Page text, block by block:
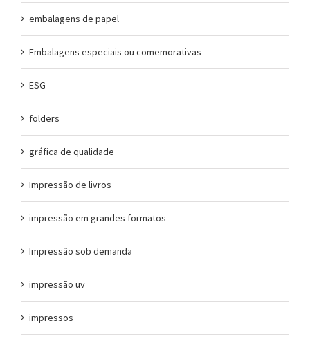
embalagens de papel
Embalagens especiais ou comemorativas
ESG
folders
gráfica de qualidade
Impressão de livros
impressão em grandes formatos
Impressão sob demanda
impressão uv
impressos